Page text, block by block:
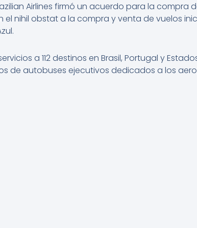
Airlines firmó un acuerdo para la compra
el nihil obstat a la compra y venta de vuelos
a 112 destinos en Brasil, Portugal y
de autobuses ejecutivos dedicados a los